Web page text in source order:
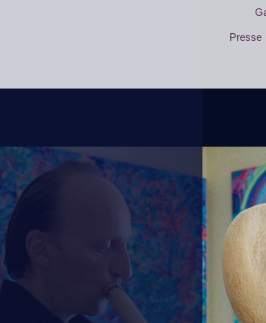
Presse